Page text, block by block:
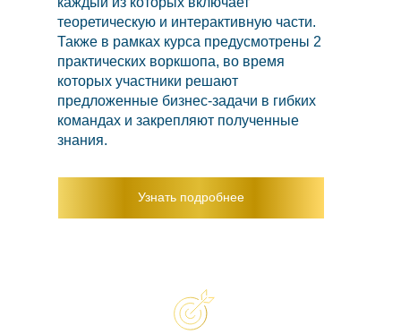
теоретическую и интерактивную части.
Также в рамках курса предусмотрены 2
практических воркшопа, во время
которых участники решают
предложенные бизнес-задачи в гибких
командах и закрепляют полученные
знания.
Узнать подробнее